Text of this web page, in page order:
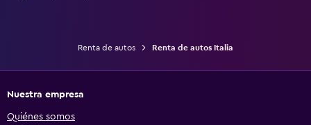
Renta de autos Renta de autos Italia
Nuestra empresa
Quiénes somos